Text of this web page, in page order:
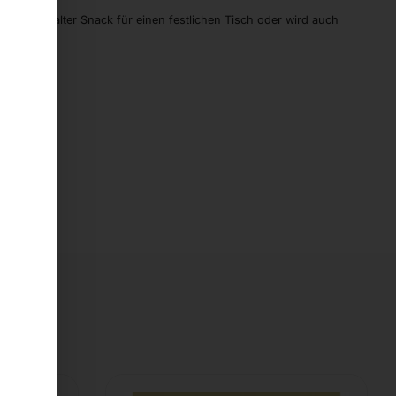
kalter Snack für einen festlichen Tisch oder wird auch